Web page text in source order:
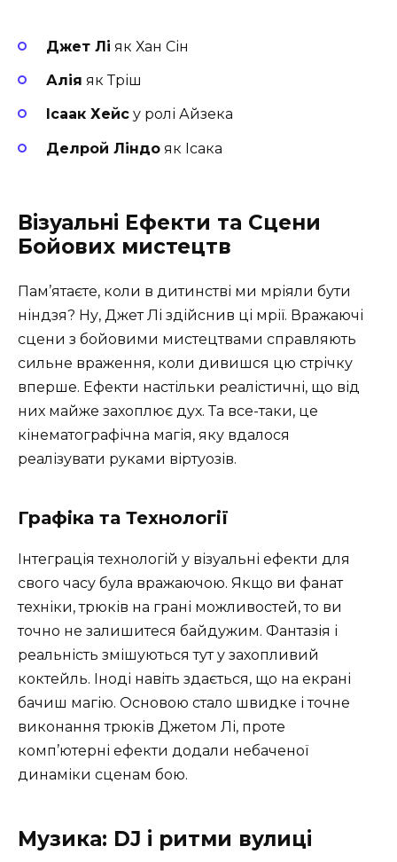
Джет Лі як Хан Сін
Алія як Тріш
Ісаак Хейс у ролі Айзека
Делрой Ліндо як Ісака
Візуальні Ефекти та Сцени
Бойових мистецтв
Пам’ятаєте, коли в дитинстві ми мріяли бути
ніндзя? Ну, Джет Лі здійснив ці мрії. Вражаючі
сцени з бойовими мистецтвами справляють
сильне враження, коли дивишся цю стрічку
вперше. Ефекти настільки реалістичні, що від
них майже захоплює дух. Та все-таки, це
кінематографічна магія, яку вдалося
реалізувати руками віртуозів.
Графіка та Технології
Інтеграція технологій у візуальні ефекти для
свого часу була вражаючою. Якщо ви фанат
техніки, трюків на грані можливостей, то ви
точно не залишитеся байдужим. Фантазія і
реальність змішуються тут у захопливий
коктейль. Іноді навіть здається, що на екрані
бачиш магію. Основою стало швидке і точне
виконання трюків Джетом Лі, проте
комп’ютерні ефекти додали небаченої
динаміки сценам бою.
Музика: DJ і ритми вулиці